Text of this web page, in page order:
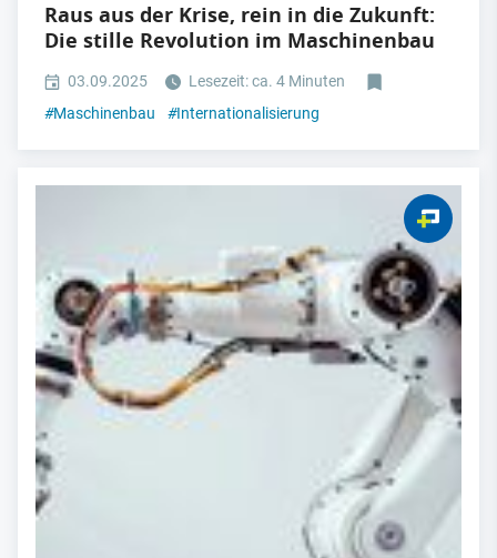
Raus aus der Krise, rein in die Zukunft:
Die stille Revolution im Maschinenbau
03.09.2025
Lesezeit: ca. 4 Minuten
#Maschinenbau #Internationalisierung